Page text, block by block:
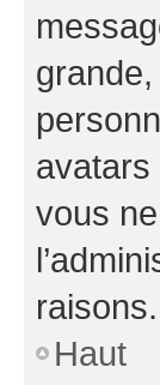
avatars
vous
raisons.
Haut